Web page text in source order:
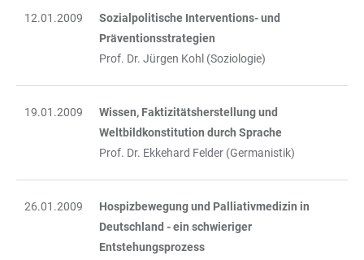
12.01.2009
Sozialpolitische Interventions- und
Präventionsstrategien
Prof. Dr. Jürgen Kohl (Soziologie)
19.01.2009
Wissen, Faktizitätsherstellung und
Weltbildkonstitution durch Sprache
Prof. Dr. Ekkehard Felder (Germanistik)
26.01.2009
Hospizbewegung und Palliativmedizin in
Deutschland - ein schwieriger
Entstehungsprozess